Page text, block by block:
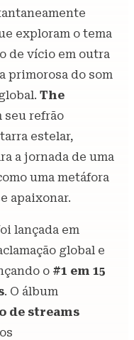
exploram o tema
de vício em outra
primorosa do som
The
seu refrão
estelar,
a jornada de uma
uma metáfora
apaixonar.
lançada em
global e
o #1 em 15
. O álbum
de streams